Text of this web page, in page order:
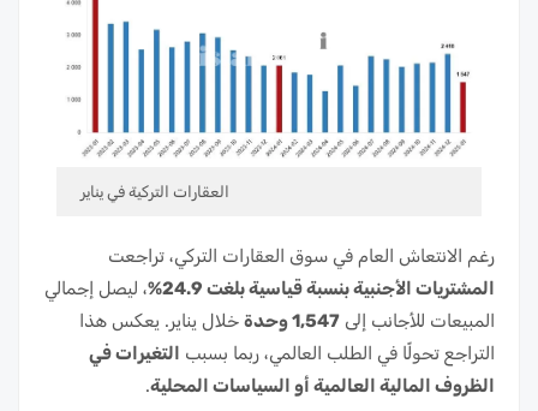
العقارات التركية في يناير
رغم الانتعاش العام في سوق العقارات التركي، تراجعت
المشتريات الأجنبية بنسبة قياسية بلغت 24.9%
، ليصل إجمالي
المبيعات للأجانب إلى 1,547 وحدة
خلال يناير. يعكس هذا
التراجع تحولًا في الطلب العالمي، ربما بسبب التغيرات في
الظروف المالية العالمية أو السياسات المحلية.